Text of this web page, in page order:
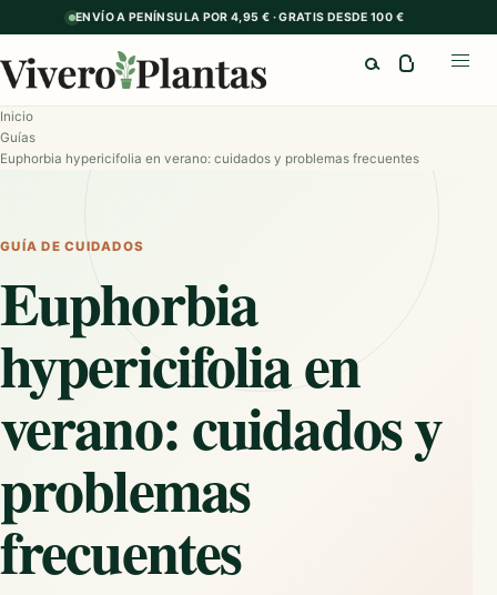
ENVÍO A PENÍNSULA POR 4,95 € · GRATIS DESDE 100 €
Inicio
Guías
Euphorbia hypericifolia en verano: cuidados y problemas frecuentes
GUÍA DE CUIDADOS
Euphorbia
hypericifolia en
verano: cuidados y
problemas
frecuentes